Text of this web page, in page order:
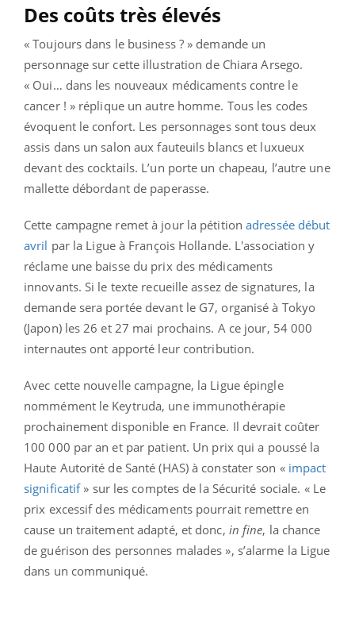
Des coûts très élevés
« Toujours dans le business ? » demande un
personnage sur cette illustration de Chiara Arsego.
« Oui… dans les nouveaux médicaments contre le
cancer ! » réplique un autre homme. Tous les codes
évoquent le confort. Les personnages sont tous deux
assis dans un salon aux fauteuils blancs et luxueux
devant des cocktails. L’un porte un chapeau, l’autre une
mallette débordant de paperasse.
Cette campagne remet à jour la pétitionadressée début
avril par la Ligue à François Hollande. L'association y
réclame une baisse du prix des médicaments
innovants. Si le texte recueille assez de signatures, la
demande sera portée devant le G7, organisé à Tokyo
(Japon) les 26 et 27 mai prochains. A ce jour, 54 000
internautes ont apporté leur contribution.
Avec cette nouvelle campagne, la Ligue épingle
nommément le Keytruda, une immunothérapie
prochainement disponible en France. Il devrait coûter
100 000 par an et par patient. Un prix qui a poussé la
Haute Autorité de Santé (HAS) à constater son « impact
significatif» sur les comptes de la Sécurité sociale. « Le
prix excessif des médicaments pourrait remettre en
cause un traitement adapté, et donc, in fine, la chance
de guérison des personnes malades », s’alarme la Ligue
dans un communiqué.